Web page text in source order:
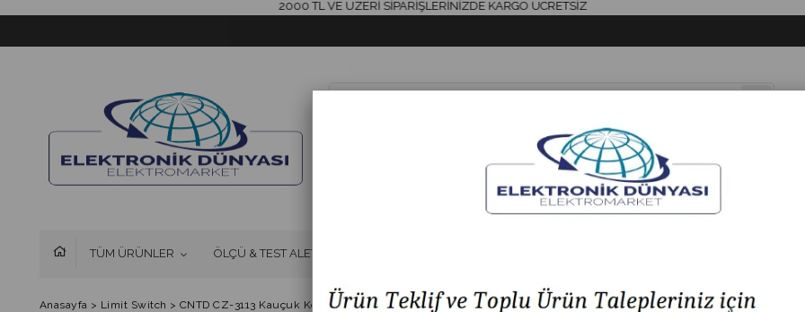
2000 TL VE ÜZERİ SİPARİŞLERİNİZDE KARGO ÜCRETSİZ
TÜM ÜRÜNLER ÖLÇÜ & TEST ALETLERİ
Anasayfa > Limit Switch > CNTD CZ-3113 Kauçuk Korumalı Ters Makaralı Pimli Limit Switch